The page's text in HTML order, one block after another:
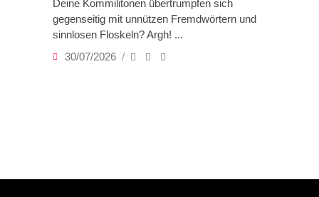
Deine Kommilitonen übertrumpfen sich
gegenseitig mit unnützen Fremdwörtern und
sinnlosen Floskeln? Argh!
30/07/2026